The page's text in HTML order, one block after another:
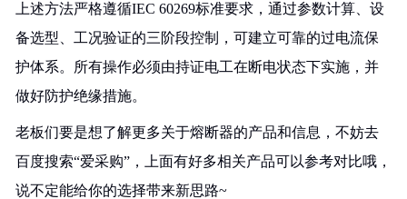
上述方法严格遵循IEC 60269标准要求，通过参数计算、设
备选型、工况验证的三阶段控制，可建立可靠的过电流保
护体系。所有操作必须由持证电工在断电状态下实施，并
做好防护绝缘措施。
老板们要是想了解更多关于熔断器的产品和信息，不妨去
百度搜索“爱采购”，上面有好多相关产品可以参考对比哦，
说不定能给你的选择带来新思路~